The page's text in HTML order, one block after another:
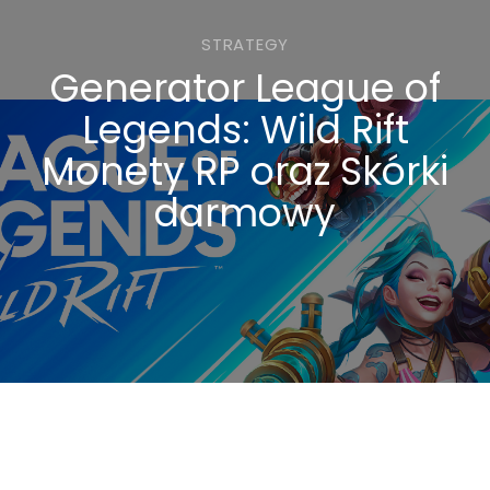
STRATEGY
Generator League of
Legends: Wild Rift
Monety RP oraz Skórki
darmowy